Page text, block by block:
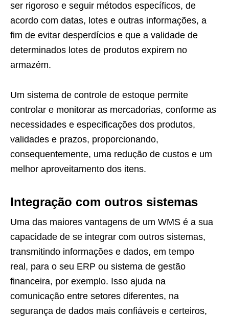
ser rigoroso e seguir métodos específicos, de
acordo com datas, lotes e outras informações, a
fim de evitar desperdícios e que a validade de
determinados lotes de produtos expirem no
armazém.
Um sistema de controle de estoque permite
controlar e monitorar as mercadorias, conforme as
necessidades e especificações dos produtos,
validades e prazos, proporcionando,
consequentemente, uma redução de custos e um
melhor aproveitamento dos itens.
Integração com outros sistemas
Uma das maiores vantagens de um WMS é a sua
capacidade de se integrar com outros sistemas,
transmitindo informações e dados, em tempo
real, para o seu ERP ou sistema de gestão
financeira, por exemplo. Isso ajuda na
comunicação entre setores diferentes, na
segurança de dados mais confiáveis e certeiros,